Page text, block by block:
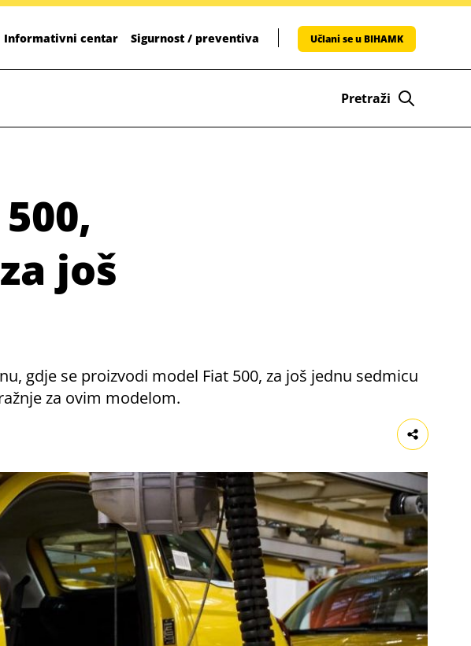
Informativni centar Sigurnost / preventiva Učlani se u BIHAMK
Pretraži
još
gdje se proizvodi model Fiat 500, za još jednu sedmicu
za ovim modelom.